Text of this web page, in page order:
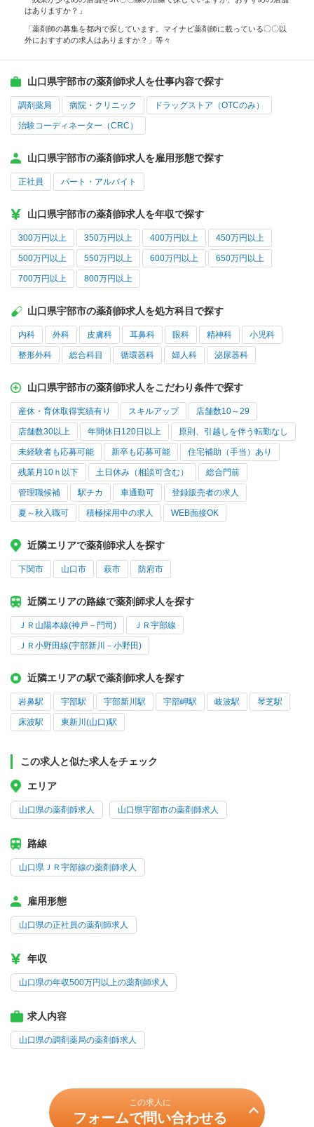
はありますか？」
「薬剤師の募集を都内で探しています。マイナビ薬剤師に載っている〇〇以
外におすすめの求人はありますか？」等々
山口県宇部市の薬剤師求人を仕事内容で探す
調剤薬局 病院・クリニック ドラッグストア（OTCのみ）
治験コーディネーター（CRC）
山口県宇部市の薬剤師求人を雇用形態で探す
正社員 パート・アルバイト
山口県宇部市の薬剤師求人を年収で探す
300万円以上 350万円以上 400万円以上 450万円以上
500万円以上 550万円以上 600万円以上 650万円以上
700万円以上 800万円以上
山口県宇部市の薬剤師求人を処方科目で探す
内科 外科 皮膚科 耳鼻科 眼科 精神科 小児科
整形外科 総合科目 循環器科 婦人科 泌尿器科
山口県宇部市の薬剤師求人をこだわり条件で探す
産休・育休取得実績有り スキルアップ 店舗数10～29
店舗数30以上 年間休日120日以上 原則、引越しを伴う転勤なし
未経験者も応募可能 新卒も応募可能 住宅補助（手当）あり
残業月10ｈ以下 土日休み（相談可含む） 総合門前
管理職候補 駅チカ 車通勤可 登録販売者の求人
夏～秋入職可 積極採用中の求人 WEB面接OK
近隣エリアで薬剤師求人を探す
下関市 山口市 萩市 防府市
近隣エリアの路線で薬剤師求人を探す
ＪＲ山陽本線(神戸－門司) ＪＲ宇部線
ＪＲ小野田線(宇部新川－小野田)
近隣エリアの駅で薬剤師求人を探す
岩鼻駅 宇部駅 宇部新川駅 宇部岬駅 岐波駅 琴芝駅
床波駅 東新川(山口)駅
この求人と似た求人をチェック
エリア
山口県の薬剤師求人 山口県宇部市の薬剤師求人
路線
山口県ＪＲ宇部線の薬剤師求人
雇用形態
山口県の正社員の薬剤師求人
年収
山口県の年収500万円以上の薬剤師求人
求人内容
山口県の調剤薬局の薬剤師求人
この求人に
フォームで問い合わせる